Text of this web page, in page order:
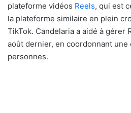
plateforme vidéos Reels, qui est
la plateforme similaire en plein
TikTok. Candelaria a aidé à gérer
août dernier, en coordonnant une
personnes.